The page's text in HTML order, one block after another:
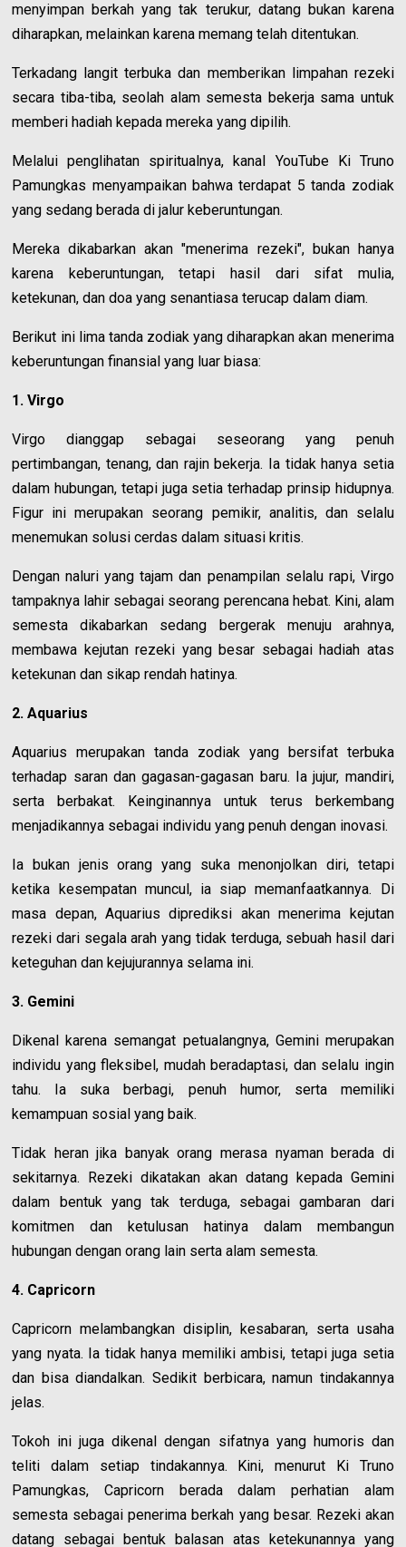
menyimpan berkah yang tak terukur, datang bukan karena
diharapkan, melainkan karena memang telah ditentukan.
Terkadang langit terbuka dan memberikan limpahan rezeki
secara tiba-tiba, seolah alam semesta bekerja sama untuk
memberi hadiah kepada mereka yang dipilih.
Melalui penglihatan spiritualnya, kanal YouTube Ki Truno
Pamungkas menyampaikan bahwa terdapat 5 tanda zodiak
yang sedang berada di jalur keberuntungan.
Mereka dikabarkan akan "menerima rezeki", bukan hanya
karena keberuntungan, tetapi hasil dari sifat mulia,
ketekunan, dan doa yang senantiasa terucap dalam diam.
Berikut ini lima tanda zodiak yang diharapkan akan menerima
keberuntungan finansial yang luar biasa:
1. Virgo
Virgo dianggap sebagai seseorang yang penuh
pertimbangan, tenang, dan rajin bekerja. Ia tidak hanya setia
dalam hubungan, tetapi juga setia terhadap prinsip hidupnya.
Figur ini merupakan seorang pemikir, analitis, dan selalu
menemukan solusi cerdas dalam situasi kritis.
Dengan naluri yang tajam dan penampilan selalu rapi, Virgo
tampaknya lahir sebagai seorang perencana hebat. Kini, alam
semesta dikabarkan sedang bergerak menuju arahnya,
membawa kejutan rezeki yang besar sebagai hadiah atas
ketekunan dan sikap rendah hatinya.
2. Aquarius
Aquarius merupakan tanda zodiak yang bersifat terbuka
terhadap saran dan gagasan-gagasan baru. Ia jujur, mandiri,
serta berbakat. Keinginannya untuk terus berkembang
menjadikannya sebagai individu yang penuh dengan inovasi.
Ia bukan jenis orang yang suka menonjolkan diri, tetapi
ketika kesempatan muncul, ia siap memanfaatkannya. Di
masa depan, Aquarius diprediksi akan menerima kejutan
rezeki dari segala arah yang tidak terduga, sebuah hasil dari
keteguhan dan kejujurannya selama ini.
3. Gemini
Dikenal karena semangat petualangnya, Gemini merupakan
individu yang fleksibel, mudah beradaptasi, dan selalu ingin
tahu. Ia suka berbagi, penuh humor, serta memiliki
kemampuan sosial yang baik.
Tidak heran jika banyak orang merasa nyaman berada di
sekitarnya. Rezeki dikatakan akan datang kepada Gemini
dalam bentuk yang tak terduga, sebagai gambaran dari
komitmen dan ketulusan hatinya dalam membangun
hubungan dengan orang lain serta alam semesta.
4. Capricorn
Capricorn melambangkan disiplin, kesabaran, serta usaha
yang nyata. Ia tidak hanya memiliki ambisi, tetapi juga setia
dan bisa diandalkan. Sedikit berbicara, namun tindakannya
jelas.
Tokoh ini juga dikenal dengan sifatnya yang humoris dan
teliti dalam setiap tindakannya. Kini, menurut Ki Truno
Pamungkas, Capricorn berada dalam perhatian alam
semesta sebagai penerima berkah yang besar. Rezeki akan
datang sebagai bentuk balasan atas ketekunannya yang